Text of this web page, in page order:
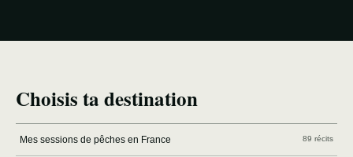
Choisis ta destination
Mes sessions de pêches en France 89 récits